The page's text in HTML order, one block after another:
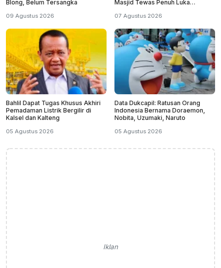
Blong, Belum Tersangka
09 Agustus 2026
Masjid Tewas Penuh Luka
07 Agustus 2026
Bahlil Dapat Tugas Khusus Akhiri
Pemadaman Listrik Bergilir di
Kalsel dan Kalteng
05 Agustus 2026
Data Dukcapil: Ratusan Orang
Indonesia Bernama Doraemon,
Nobita, Uzumaki, Naruto
05 Agustus 2026
Iklan